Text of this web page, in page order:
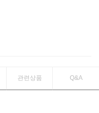
관련상품 Q&A